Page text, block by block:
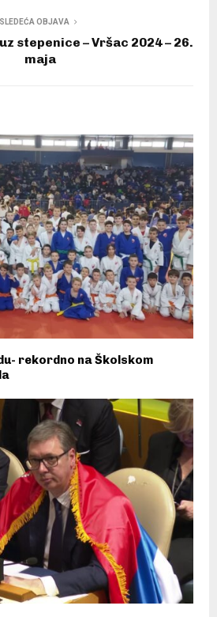
SLEDEĆA OBJAVA
stepenice – Vršac 2024 – 26.
maja
rekordno na Školskom